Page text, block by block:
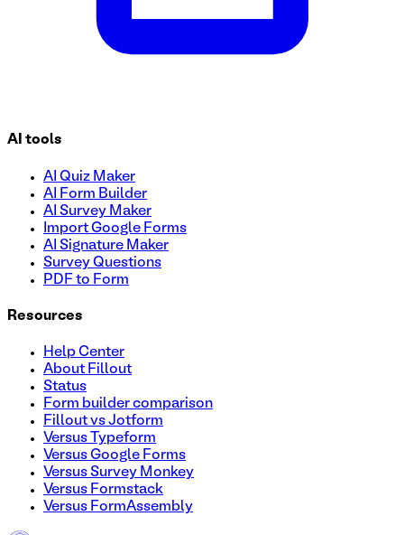
AI tools
AI Quiz Maker
AI Form Builder
AI Survey Maker
Import Google Forms
AI Signature Maker
Survey Questions
PDF to Form
Resources
Help Center
About Fillout
Status
Form builder comparison
Fillout vs Jotform
Versus Typeform
Versus Google Forms
Versus Survey Monkey
Versus Formstack
Versus FormAssembly